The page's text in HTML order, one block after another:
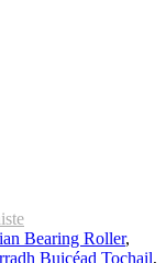
Bearing Roller,
Buicéad Tochail,